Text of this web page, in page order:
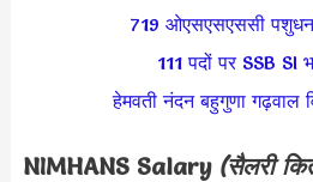
719 ओएसएसएससी पशुधन
111 पदों पर SSB SI
हेमवती नंदन बहुगुणा गढ़वाल
NIMHANS Salary (सैलरी